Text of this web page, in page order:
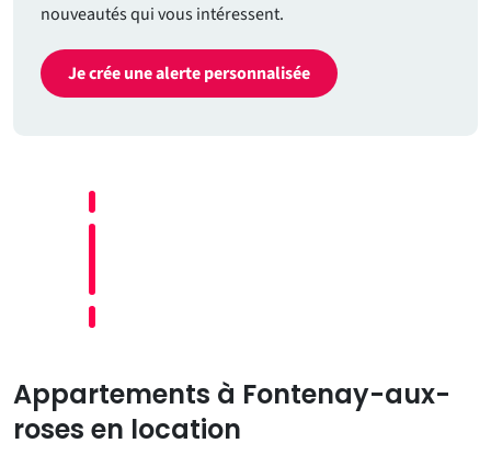
nouveautés qui vous intéressent.
Je crée une alerte personnalisée
Appartements à Fontenay-aux-
roses en location